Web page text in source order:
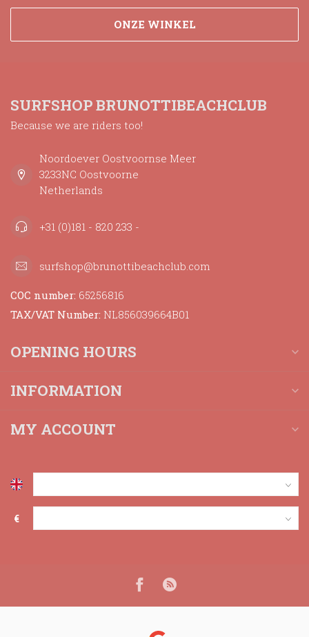
ONZE WINKEL
SURFSHOP BRUNOTTIBEACHCLUB
Because we are riders too!
Noordoever Oostvoornse Meer
3233NC Oostvoorne
Netherlands
+31 (0)181 - 820 233 -
surfshop@brunottibeachclub.com
COC number: 65256816
TAX/VAT Number: NL856039664B01
OPENING HOURS
INFORMATION
MY ACCOUNT
€